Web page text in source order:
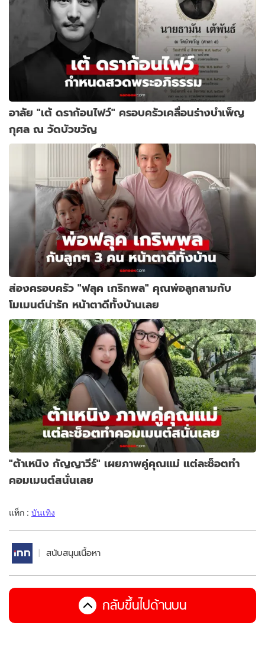
อาลัย "เต้ ดราก้อนไฟว์" ครอบครัวเคลื่อนร่างบำเพ็ญ
กุศล ณ วัดบัวขวัญ
ส่องครอบครัว "ฟลุค เกริกพล" คุณพ่อลูกสามกับ
โมเมนต์น่ารัก หน้าตาดีทั้งบ้านเลย
"ต้าเหนิง กัญญาวีร์" เผยภาพคู่คุณแม่ แต่ละช็อตทำ
คอมเมนต์สนั่นเลย
แท็ก : บันเทิง
สนับสนุนเนื้อหา
กลับขึ้นไปด้านบน